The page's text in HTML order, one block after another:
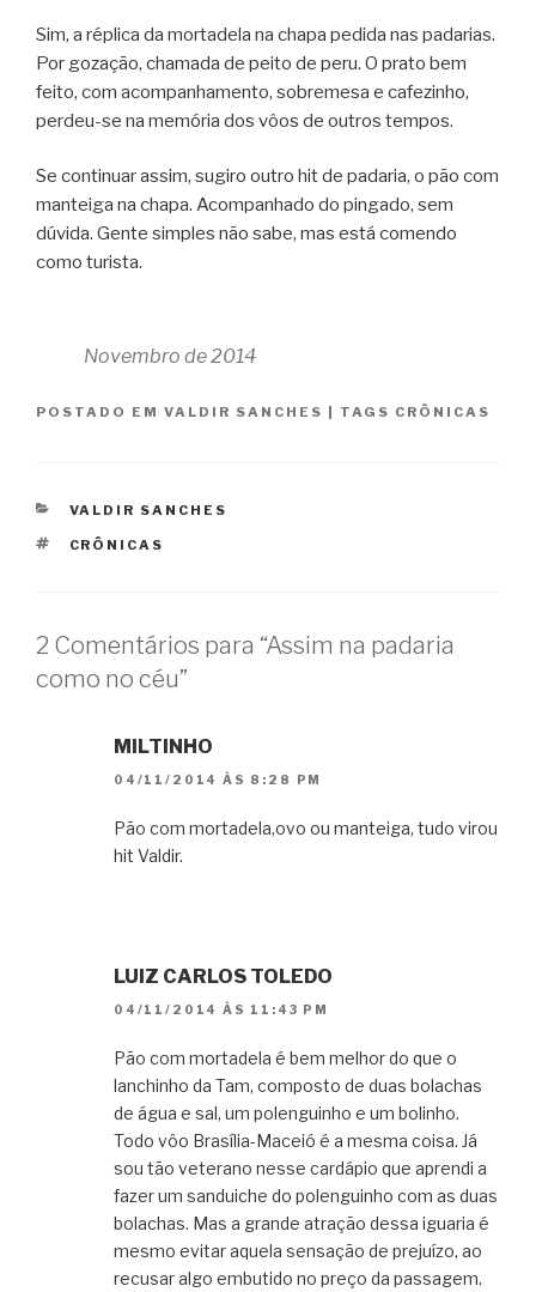
Sim, a réplica da mortadela na chapa pedida nas padarias.
Por gozação, chamada de peito de peru. O prato bem
feito, com acompanhamento, sobremesa e cafezinho,
perdeu-se na memória dos vôos de outros tempos.
Se continuar assim, sugiro outro hit de padaria, o pão com
manteiga na chapa. Acompanhado do pingado, sem
dúvida. Gente simples não sabe, mas está comendo
como turista.
Novembro de 2014
POSTADO EM VALDIR SANCHES | TAGS CRÔNICAS
CATEGORIAS
VALDIR SANCHES
TAGS
CRÔNICAS
2 Comentários para “Assim na padaria
como no céu”
MILTINHO
04/11/2014 ÀS 8:28 PM
Pão com mortadela,ovo ou manteiga, tudo virou
hit Valdir.
LUIZ CARLOS TOLEDO
04/11/2014 ÀS 11:43 PM
Pão com mortadela é bem melhor do que o
lanchinho da Tam, composto de duas bolachas
de água e sal, um polenguinho e um bolinho.
Todo vôo Brasília-Maceió é a mesma coisa. Já
sou tão veterano nesse cardápio que aprendi a
fazer um sanduiche do polenguinho com as duas
bolachas. Mas a grande atração dessa iguaria é
mesmo evitar aquela sensação de prejuízo, ao
recusar algo embutido no preço da passagem.